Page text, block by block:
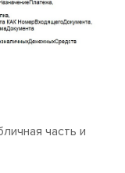
часть и